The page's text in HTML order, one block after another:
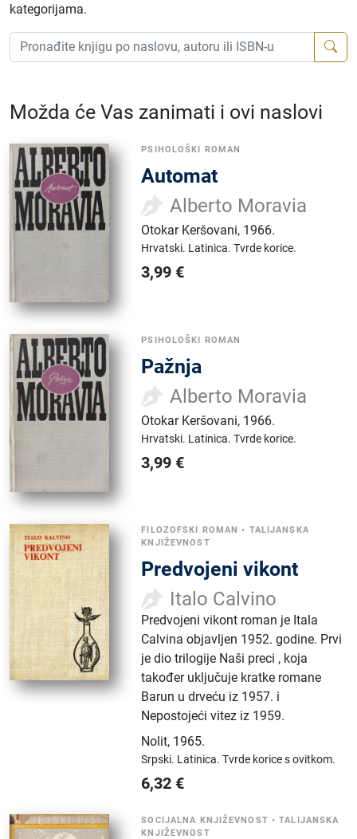
kategorijama.
Možda će Vas zanimati i ovi naslovi
PSIHOLOŠKI ROMAN
Automat
Alberto Moravia
Otokar Keršovani, 1966.
Hrvatski. Latinica.Tvrde korice.
3,99 €
PSIHOLOŠKI ROMAN
Pažnja
Alberto Moravia
Otokar Keršovani, 1966.
Hrvatski. Latinica.Tvrde korice.
3,99 €
FILOZOFSKI ROMAN • TALIJANSKA
KNJIŽEVNOST
Predvojeni vikont
Italo Calvino
Predvojeni vikont roman je Itala
Calvina objavljen 1952. godine. Prvi
je dio trilogije Naši preci , koja
također uključuje kratke romane
Barun u drveću iz 1957. i
Nepostojeći vitez iz 1959.
Nolit, 1965.
Srpski. Latinica.Tvrde korice s ovitkom.
6,32 €
SOCIJALNA KNJIŽEVNOST •TALIJANSKA
KNJIŽEVNOST